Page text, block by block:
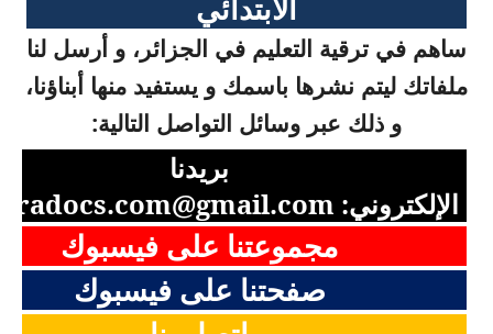
الابتدائي
ساهم في ترقية التعليم في الجزائر، و أرسل لنا
ملفاتك ليتم نشرها باسمك و يستفيد منها أبناؤنا،
و ذلك عبر وسائل التواصل التالية:
بريدنا
الإلكتروني:
مجموعتنا على فيسبوك
صفحتنا على فيسبوك